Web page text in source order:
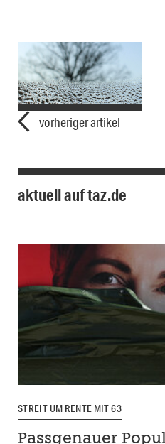
vorheriger artikel
aktuell auf taz.de
STREIT UM RENTE MIT 63
Passgenauer